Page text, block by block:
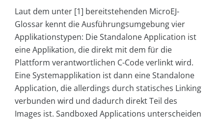
Laut dem unter [1] bereitstehenden MicroEJ-
Glossar kennt die Ausführungsumgebung vier
Applikationstypen: Die Standalone Application ist
eine Applikation, die direkt mit dem für die
Plattform verantwortlichen C-Code verlinkt wird.
Eine Systemapplikation ist dann eine Standalone
Application, die allerdings durch statisches Linking
verbunden wird und dadurch direkt Teil des
Images ist. Sandboxed Applications unterscheiden